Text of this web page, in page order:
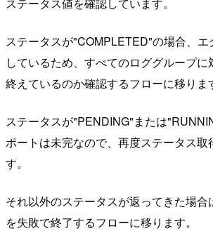
ステータスが"COMPLETED"の場合、エ
しているため、すべてのロググループ
終えているのか確認するフローに移りま
ステータスが"PENDING"または
ポートは未完なので、再度ステータス取
す。
それ以外のステータスが返ってきた場合
を失敗で終了するフローに移ります。